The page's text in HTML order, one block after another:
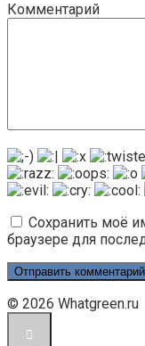
Комментарий
Сохранить моё
браузере для
© 2026 Whatgreen.ru